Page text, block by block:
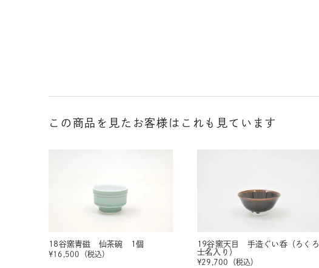
この商品を見たお客様はこれも見ています
18谷窯青磁 仙茶碗 1個
¥16,500 （税込）
19谷窯天目 手造ぐい呑（ろくろ
士名入り）
¥29,700 （税込）